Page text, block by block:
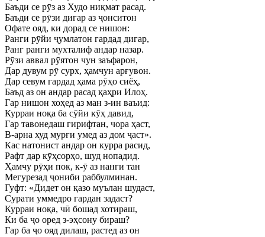
Баъди се рӯз аз Худо ниқмат расад.
Баъди се рӯзи дигар аз ҷонситон
Офате ояд, ки дорад се нишон:
Ранги рӯйи ҷумлатон гардад дигар,
Ранг ранги мухталиф андар назар.
Рӯзи аввал рӯятон чун заъфарон,
Дар дувум рӯ сурх, ҳамчун арғувон.
Дар севум гардад ҳама рӯҳо сиёҳ,
Баъд аз он андар расад қаҳри Илоҳ.
Гар нишон хоҳед аз ман з-ин ваъид:
Курраи ноқа ба сӯйи кӯҳ давид,
Гар тавонедаш гирифтан, чора ҳаст,
В-арна худ мурғи умед аз дом ҷаст».
Кас натонист андар он курра расид,
Рафт дар кӯҳсорҳо, шуд нопадид.
Ҳамчу рӯҳи пок, к-ӯ аз нанги тан
Мегурезад ҷониби раббулминан.
Гуфт: «Дидет он қазо муълан шудаст,
Сурати уммедро гардан задаст?
Курраи ноқа, чӣ бошад хотираш,
Ки ба ҷо оред з-эҳсону бираш?
Гар ба ҷо ояд дилаш, растед аз он